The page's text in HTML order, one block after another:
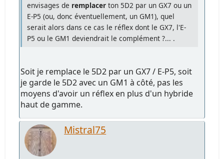
envisages de remplacer ton 5D2 par un GX7 ou un
E-P5 (ou, donc éventuellement, un GM1), quel
serait alors dans ce cas le réflex dont le GX7, l'E-
P5 ou le GM1 deviendrait le complément ?... .
Soit je remplace le 5D2 par un GX7 / E-P5, soit
je garde le 5D2 avec un GM1 à côté, pas les
moyens d'avoir un réflex en plus d'un hybride
haut de gamme.
Mistral75